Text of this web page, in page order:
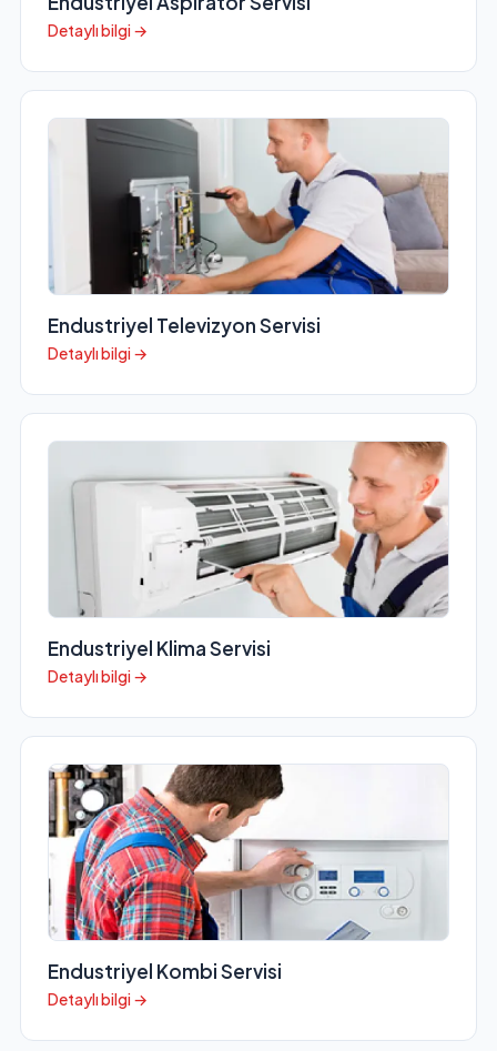
Detaylı bilgi →
Endustriyel Televizyon Servisi
Detaylı bilgi →
Endustriyel Klima Servisi
Detaylı bilgi →
Endustriyel Kombi Servisi
Detaylı bilgi →